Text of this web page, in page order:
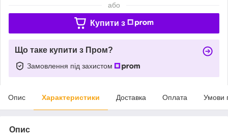
або
Купити з
Що таке купити з Пром?
Замовлення під захистом
Опис Характеристики Доставка Оплата Умови
Опис